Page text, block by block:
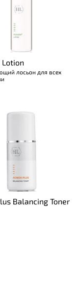
Lotion
лосьон для всех
Balancing Toner